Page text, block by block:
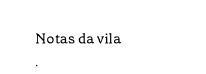
Notas da vila
•